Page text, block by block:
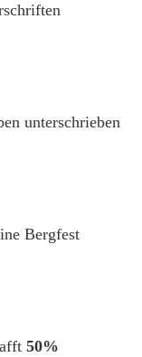
unterschrieben
Bergfest
50%